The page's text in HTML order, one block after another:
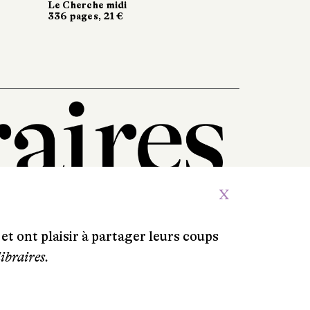
Le Cherche midi
336 pages, 21 €
Le Cherche midi
336 pages, 21 €
X
ont plaisir à partager leurs coups